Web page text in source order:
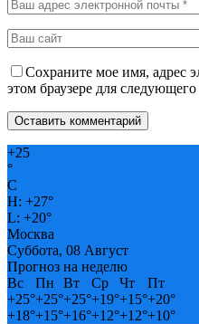
Сохраните мое имя, адрес
этом браузере для
+25
°
C
H: +27°
L: +20°
Москва
Суббота, 08 Август
Прогноз на неделю
Вс
Пн Вт Ср Чт
Пт
+25°+25°+25°+19°+15°+20°
+18°+15°+16°+12°+12°+10°